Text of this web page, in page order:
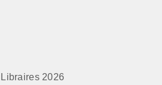
2026